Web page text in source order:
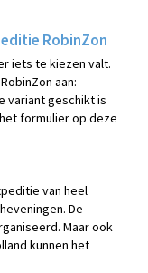
RobinZon
iets te kiezen valt.
aan:
variant geschikt is
formulier op deze
van heel
De
Maar ook
kunnen het